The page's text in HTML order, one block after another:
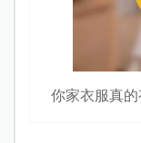
你家衣服真